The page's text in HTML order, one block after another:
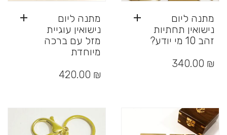
מתנה ליום
נישואין עוגיית
מזל עם ברכה
מיוחדת
420.00 ₪
מתנה ליום
נישואין תחתיות
זהב 10 מי יודע?
340.00 ₪